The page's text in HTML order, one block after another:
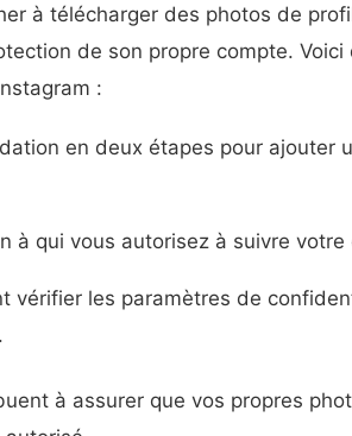
à télécharger des photos de
de son propre compte. Voici
:
en deux étapes pour ajouter
à qui vous autorisez à suivre votre
vérifier les paramètres de
à assurer que vos propres